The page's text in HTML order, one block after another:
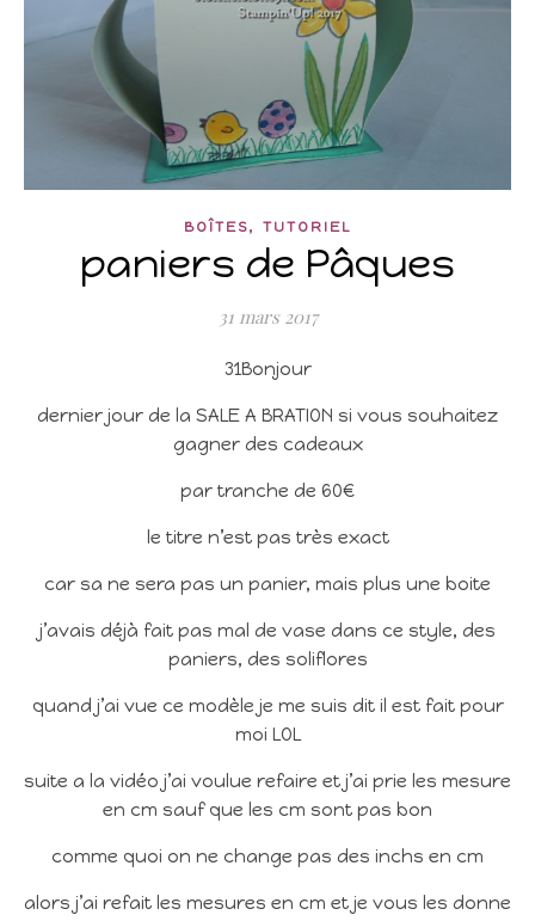
BOÎTES, TUTORIEL
paniers de Pâques
31 mars 2017
31Bonjour
dernier jour de la SALE A BRATION si vous souhaitez
gagner des cadeaux
par tranche de 60€
le titre n’est pas très exact
car sa ne sera pas un panier, mais plus une boite
j’avais déjà fait pas mal de vase dans ce style, des
paniers, des soliflores
quand j’ai vue ce modèle je me suis dit il est fait pour
moi LOL
suite a la vidéo j’ai voulue refaire et j’ai prie les mesure
en cm sauf que les cm sont pas bon
comme quoi on ne change pas des inchs en cm
alors j’ai refait les mesures en cm et je vous les donne